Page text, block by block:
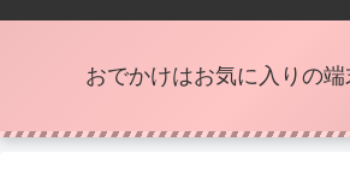
おでかけはお気に入りの